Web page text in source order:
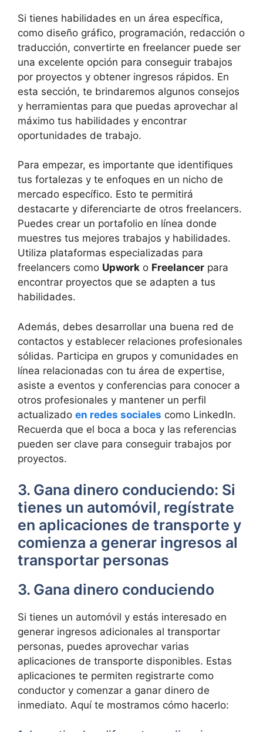
Si tienes habilidades en un área específica,
como diseño gráfico, programación, redacción o
traducción, convertirte en freelancer puede ser
una excelente opción para conseguir trabajos
por proyectos y obtener ingresos rápidos. En
esta sección, te brindaremos algunos consejos
y herramientas para que puedas aprovechar al
máximo tus habilidades y encontrar
oportunidades de trabajo.
Para empezar, es importante que identifiques
tus fortalezas y te enfoques en un nicho de
mercado específico. Esto te permitirá
destacarte y diferenciarte de otros freelancers.
Puedes crear un portafolio en línea donde
muestres tus mejores trabajos y habilidades.
Utiliza plataformas especializadas para
freelancers como Upwork o Freelancer para
encontrar proyectos que se adapten a tus
habilidades.
Además, debes desarrollar una buena red de
contactos y establecer relaciones profesionales
sólidas. Participa en grupos y comunidades en
línea relacionadas con tu área de expertise,
asiste a eventos y conferencias para conocer a
otros profesionales y mantener un perfil
actualizado en redes sociales como LinkedIn.
Recuerda que el boca a boca y las referencias
pueden ser clave para conseguir trabajos por
proyectos.
3. Gana dinero conduciendo: Si
tienes un automóvil, regístrate
en aplicaciones de transporte y
comienza a generar ingresos al
transportar personas
3. Gana dinero conduciendo
Si tienes un automóvil y estás interesado en
generar ingresos adicionales al transportar
personas, puedes aprovechar varias
aplicaciones de transporte disponibles. Estas
aplicaciones te permiten registrarte como
conductor y comenzar a ganar dinero de
inmediato. Aquí te mostramos cómo hacerlo: